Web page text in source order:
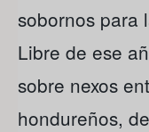
sobornos para
Libre de ese
sobre nexos
hondureños,